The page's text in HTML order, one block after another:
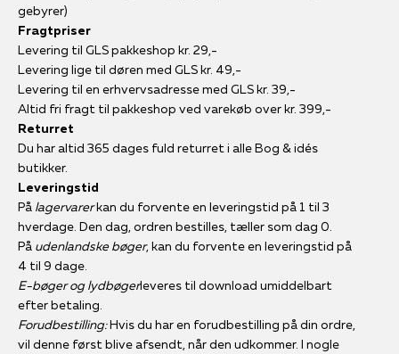
gebyrer)
Fragtpriser
Levering til GLS pakkeshop kr. 29,-
Levering lige til døren med GLS kr. 49,-
Levering til en erhvervsadresse med GLS kr. 39,-
Altid fri fragt til pakkeshop ved varekøb over kr. 399,-
Returret
Du har altid 365 dages fuld returret i alle Bog & idés
butikker.
Leveringstid
På lagervarerkan du forvente en leveringstid på 1 til 3
hverdage. Den dag, ordren bestilles, tæller som dag 0.
På udenlandske bøger, kan du forvente en leveringstid på
4 til 9 dage.
E-bøger og lydbøgerleveres til download umiddelbart
efter betaling.
Forudbestilling:Hvis du har en forudbestilling på din ordre,
vil denne først blive afsendt, når den udkommer. I nogle